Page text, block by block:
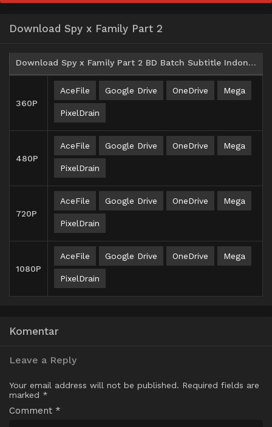
Download Spy x Family Part 2
Download Spy x Family Part 2 BD Batch Subtitle Indonesia
360P
AceFile Google Drive OneDrive Mega
PixelDrain
480P
AceFile Google Drive OneDrive Mega
PixelDrain
720P
AceFile Google Drive OneDrive Mega
PixelDrain
1080P
AceFile Google Drive OneDrive Mega
PixelDrain
Komentar
Leave a Reply
Your email address will not be published. Required fields are
marked *
Comment *